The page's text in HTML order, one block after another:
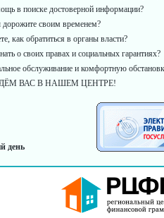
в поиске достоверной информации?
своим временем?
как обратиться в органы власти?
о своих правах и социальных гарантиях?
обслуживание и комфортную
ВАС В НАШЕМ ЦЕНТРЕ!
день